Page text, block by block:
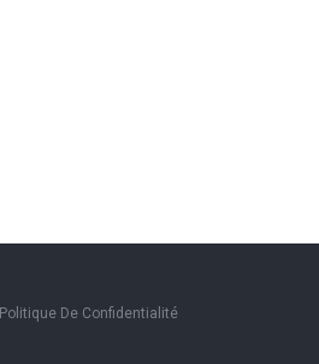
Politique De Confidentialité